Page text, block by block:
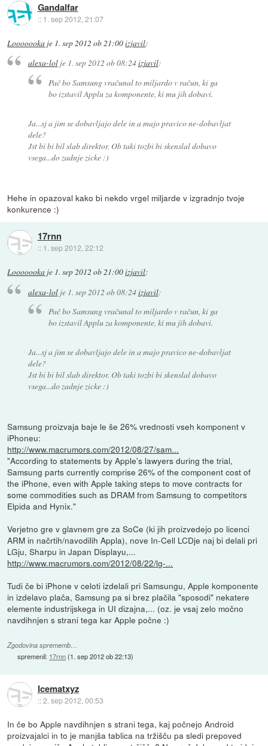
Gandalfar
:: 1. sep 2012, 21:07
Looooooka je 1. sep 2012 ob 21:00izjavil:
alexa-lolje 1. sep 2012 ob 08:24izjavil:
Pač bo Samsung vračunal to miljardo v račun, ki ga
bo izstavil Applu za komponente, ki mu jih dobavi.
Ja...sj a jim se dobavljajo dele in a majo pravico ne-dobavljat
dele?
Jst bi bi bil slab direktor. Ob taki tozbi bi skenslal dobavo
vsega...do zadnje zicke :)
Hehe in opazoval kako bi nekdo vrgel miljarde v izgradnjo tvoje
konkurence :)
17rnn
:: 1. sep 2012, 22:12
Looooooka je 1. sep 2012 ob 21:00izjavil:
alexa-lolje 1. sep 2012 ob 08:24izjavil:
Pač bo Samsung vračunal to miljardo v račun, ki ga
bo izstavil Applu za komponente, ki mu jih dobavi.
Ja...sj a jim se dobavljajo dele in a majo pravico ne-dobavljat
dele?
Jst bi bi bil slab direktor. Ob taki tozbi bi skenslal dobavo
vsega...do zadnje zicke :)
Samsung proizvaja baje le še 26% vrednosti vseh komponent v
iPhoneu:
http://www.macrumors.com/2012/08/27/sam...
"According to statements by Apple's lawyers during the trial,
Samsung parts currently comprise 26% of the component cost of
the iPhone, even with Apple taking steps to move contracts for
some commodities such as DRAM from Samsung to competitors
Elpida and Hynix."
Verjetno gre v glavnem gre za SoCe (ki jih proizvedejo po licenci
ARM in načrtih/navodilih Appla), nove In-Cell LCDje naj bi delali pri
LGju, Sharpu in Japan Displayu,...
http://www.macrumors.com/2012/08/22/lg-...
Tudi če bi iPhone v celoti izdelali pri Samsungu, Apple komponente
in izdelavo plača, Samsung pa si brez plačila "sposodi" nekatere
elemente industrijskega in UI dizajna,... (oz. je vsaj zelo močno
navdihnjen s strani tega kar Apple počne :)
Zgodovina sprememb…
spremenil: 17rnn(1. sep 2012 ob 22:13)
Icematxyz
::2. sep 2012, 00:53
In če bo Apple navdihnjen s strani tega, kaj počnejo Android
proizvajalci in to je manjša tablica na tržišču pa sledi prepoved